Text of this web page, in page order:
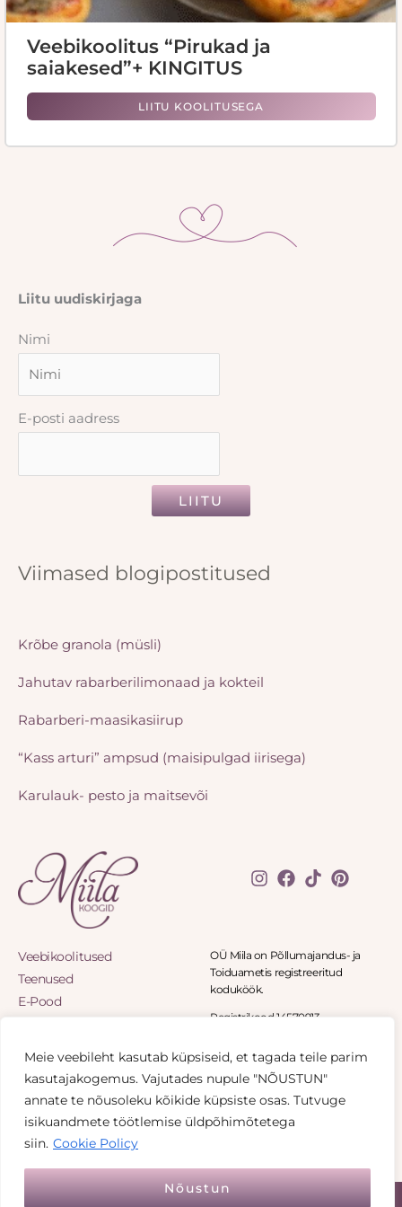
Meie veebileht kasutab küpsiseid, et tagada teile parim
kasutajakogemus. Vajutades nupule "NÕUSTUN"
annate te nõusoleku kõikide küpsiste osas. Tutvuge
isikuandmete töötlemise üldpõhimõtetega
siin. Cookie Policy
Nõustun
Veebikoolitus “Pirukad ja
saiakesed”+ KINGITUS
LIITU KOOLITUSEGA
Liitu uudiskirjaga
Nimi
E-posti aadress
LIITU
Viimased blogipostitused
Krõbe granola (müsli)
Jahutav rabarberilimonaad ja kokteil
Rabarberi-maasikasiirup
“Kass arturi” ampsud (maisipulgad iirisega)
Karulauk- pesto ja maitsevõi
Veebikoolitused
Teenused
E-Pood
Privaatsuspoliitika
Müügitingimused
OÜ Miila on Põllumajandus- ja
Toiduametis registreeritud
koduköök.
Registrikood 14570913
Haapsalu
+372 5836 1541
info@miilakoogid.ee